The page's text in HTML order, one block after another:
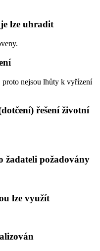
lze uhradit
proto nejsou lhůty k vyřízení
řešení životní
žadateli požadovány
lze využít